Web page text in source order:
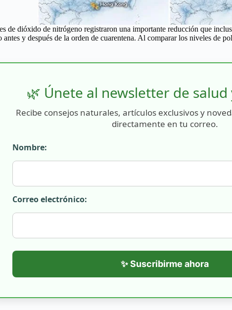
de dióxido de nitrógeno registraron una importante reducción que
y después de la orden de cuarentena. Al comparar los niveles de
🌿 Únete al newsletter de
Recibe consejos naturales, artículos exclusivos y
directamente en tu correo.
Nombre:
Correo electrónico:
✨ Suscribirme ahora